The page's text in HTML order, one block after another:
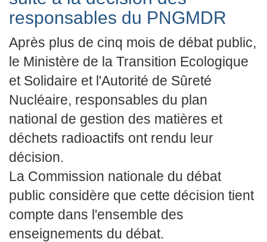
responsables du PNGMDR
Après plus de cinq mois de débat public,
le Ministère de la Transition Ecologique
et Solidaire et l'Autorité de Sûreté
Nucléaire, responsables du plan
national de gestion des matières et
déchets radioactifs ont rendu leur
décision.
La Commission nationale du débat
public considère que cette décision tient
compte dans l'ensemble des
enseignements du débat.